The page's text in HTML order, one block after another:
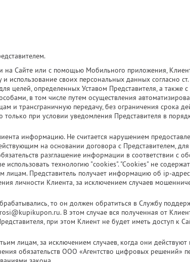
на Сайте или с помощью Мобильного приложения,
использование своих персональных данных согласно
целей, определенных Уставом Представителя, а также
в том числе путем осуществления
и трансграничную передачу, без ограничения срока
только при условии уведомления Представителя в
информацию. Не считается нарушением
на основании договора с Представителем,
разглашение информации в соответствии с
технологию "cookies". "Cookies" не содержат
Представитель получает информацию об ip-
личности Клиента, за исключением случаев
то он должен обратиться в Службу
В этом случае вся полученная от
при этом Клиент не будет иметь доступ к
лицам, за исключением случаев, когда они
обязательств ООО «Агентство цифровых решений»